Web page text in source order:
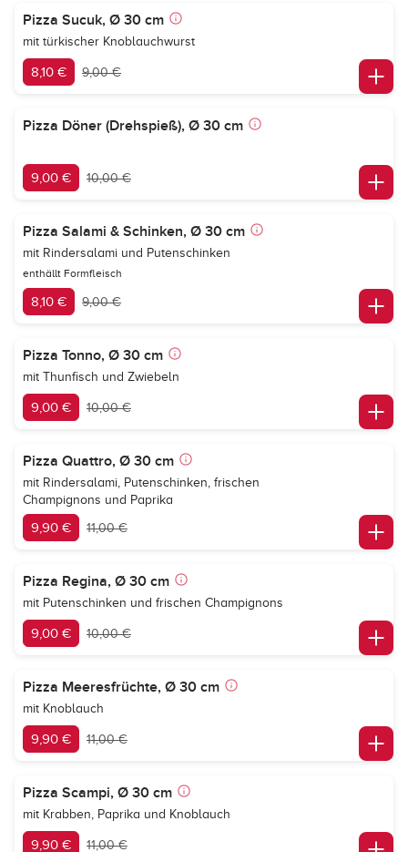
Pizza Sucuk, Ø 30 cm
mit türkischer Knoblauchwurst
8,10 € 9,00 €
Pizza Döner (Drehspieß), Ø 30 cm
9,00 € 10,00 €
Pizza Salami & Schinken, Ø 30 cm
mit Rindersalami und Putenschinken
enthällt Formfleisch
8,10 € 9,00 €
Pizza Tonno, Ø 30 cm
mit Thunfisch und Zwiebeln
9,00 € 10,00 €
Pizza Quattro, Ø 30 cm
mit Rindersalami, Putenschinken, frischen
Champignons und Paprika
9,90 € 11,00 €
Pizza Regina, Ø 30 cm
mit Putenschinken und frischen Champignons
9,00 € 10,00 €
Pizza Meeresfrüchte, Ø 30 cm
mit Knoblauch
9,90 € 11,00 €
Pizza Scampi, Ø 30 cm
mit Krabben, Paprika und Knoblauch
9,90 € 11,00 €